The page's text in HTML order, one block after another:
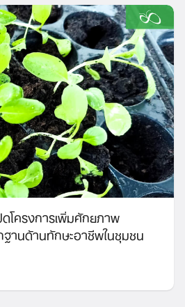
ดโครงการเพิ่มศักยภาพ
ฐานด้านทักษะอาชีพในชุมชน